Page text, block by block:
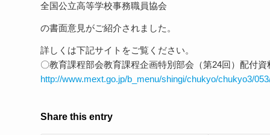
全国公立高等学校事務職員協会
の書面意見がご紹介されました。
詳しくは下記サイトをご覧ください。
〇教育課程部会教育課程企画特別部会（第24回）配付資
http://www.mext.go.jp/b_menu/shingi/chukyo/chukyo3/
Share this entry